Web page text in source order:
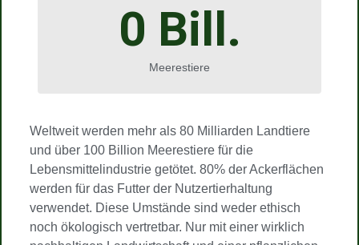
Meerestiere
0 Bill.
Weltweit werden mehr als 80 Milliarden Landtiere
und über 100 Billion Meerestiere für die
Lebensmittelindustrie getötet. 80% der Ackerflächen
werden für das Futter der Nutzertierhaltung
verwendet. Diese Umstände sind weder ethisch
noch ökologisch vertretbar. Nur mit einer wirklich